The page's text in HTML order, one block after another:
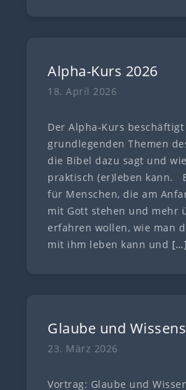
Alpha-Kurs 2026
18. April 2026
Der Alpha-Kurs
grundlegenden Themen
die Bibel dazu sagt und
praktisch (er)leben kann.
für Menschen, die am
mit Gott stehen und mehr
erfahren wollen, wie man
mit ihm leben kann und […]
Glaube und
23. März 2026
Vortrag: Glaube und